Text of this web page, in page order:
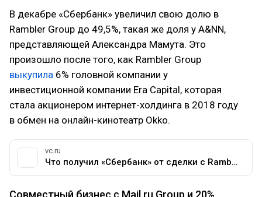
В декабре «Сбербанк» увеличил свою долю в
Rambler Group до 49,5%, такая же доля у A&NN,
представляющей Александра Мамута. Это
произошло после того, как Rambler Group
выкупила 6% головной компании у
инвестиционной компании Era Capital, которая
стала акционером интернет-холдинга в 2018 году
в обмен на онлайн-кинотеатр Okko.
vc.ru
Что получил «Сбербанк» от сделки с Rambler Group — Финансы на vc.ru
Совместный бизнес с Mail.ru Group и 20%